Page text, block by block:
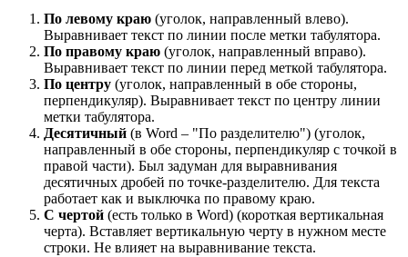
По левому краю (уголок, направленный влево).
Выравнивает текст по линии после метки табулятора.
По правому краю (уголок, направленный вправо).
Выравнивает текст по линии перед меткой табулятора.
По центру (уголок, направленный в обе стороны,
перпендикуляр). Выравнивает текст по центру линии
метки табулятора.
Десятичный (в Word – "По разделителю") (уголок,
направленный в обе стороны, перпендикуляр с точкой в
правой части). Был задуман для выравнивания
десятичных дробей по точке-разделителю. Для текста
работает как и выключка по правому краю.
С чертой (есть только в Word) (короткая вертикальная
черта). Вставляет вертикальную черту в нужном месте
строки. Не влияет на выравнивание текста.